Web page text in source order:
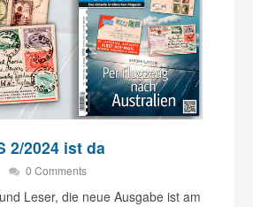
2/2024 ist da
0 Comments
Leser, die neue Ausgabe ist am